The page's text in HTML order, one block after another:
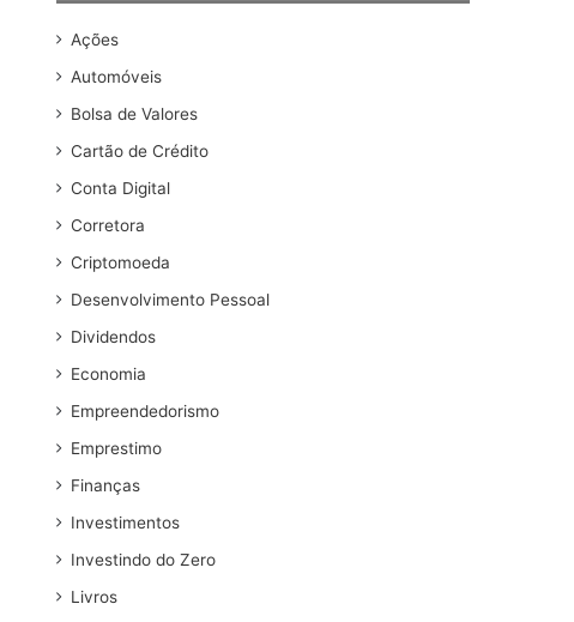
Ações
Automóveis
Bolsa de Valores
Cartão de Crédito
Conta Digital
Corretora
Criptomoeda
Desenvolvimento Pessoal
Dividendos
Economia
Empreendedorismo
Emprestimo
Finanças
Investimentos
Investindo do Zero
Livros